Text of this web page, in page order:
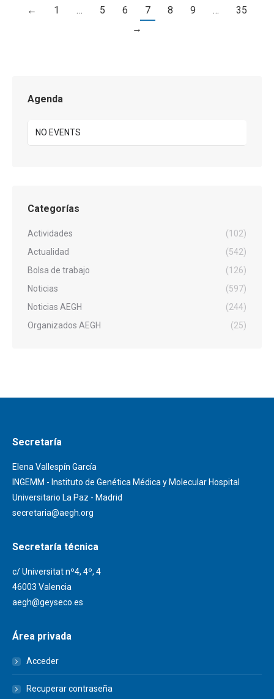
← 1 … 5 6 7 8 9 …
35
→
Agenda
NO EVENTS
Categorías
Actividades
(102)
Actualidad
(542)
Bolsa de trabajo
(126)
Noticias
(597)
Noticias AEGH
(244)
Organizados AEGH
(25)
Secretaría
Elena Vallespín García
INGEMM - Instituto de Genética Médica y Molecular Hospital
Universitario La Paz - Madrid
secretaria@aegh.org
Secretaría técnica
c/ Universitat nº4, 4º, 4
46003 Valencia
aegh@geyseco.es
Área privada
Acceder
Recuperar contraseña